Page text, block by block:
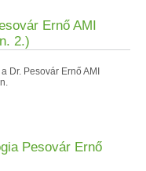
Ernő AMI
2.)
Dr. Pesovár Ernő AMI
Pesovár Ernő